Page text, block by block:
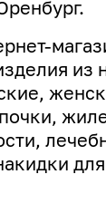
из